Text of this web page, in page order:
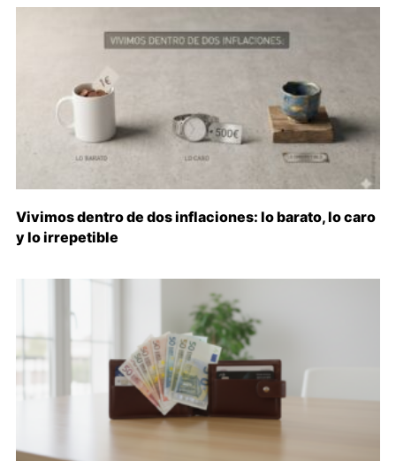
Vivimos dentro de dos inflaciones: lo barato, lo caro
y lo irrepetible